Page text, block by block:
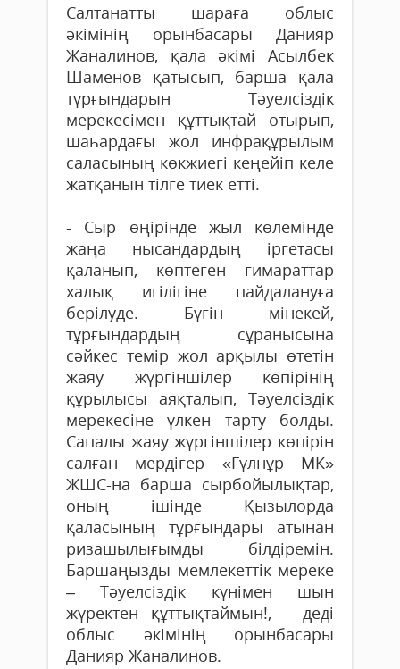
Салтанатты шараға облыс
әкімінің орынбасары Данияр
Жаналинов, қала әкімі Асылбек
Шаменов қатысып, барша қала
тұрғындарын Тәуелсіздік
мерекесімен құттықтай отырып,
шаһардағы жол инфрақұрылым
саласының көкжиегі кеңейіп келе
жатқанын тілге тиек етті.
- Сыр өңірінде жыл көлемінде
жаңа нысандардың іргетасы
қаланып, көптеген ғимараттар
халық игілігіне пайдалануға
берілуде. Бүгін мінекей,
тұрғындардың сұранысына
сәйкес темір жол арқылы өтетін
жаяу жүргіншілер көпірінің
құрылысы аяқталып, Тәуелсіздік
мерекесіне үлкен тарту болды.
Сапалы жаяу жүргіншілер көпірін
салған мердігер «Гүлнұр МК»
ЖШС-на барша сырбойылықтар,
оның ішінде Қызылорда
қаласының тұрғындары атынан
ризашылығымды білдіремін.
Баршаңызды мемлекеттік мереке
– Тәуелсіздік күнімен шын
жүректен құттықтаймын!, - деді
облыс әкімінің орынбасары
Данияр Жаналинов.